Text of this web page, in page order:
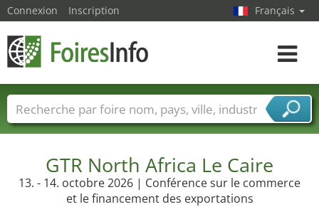
GTR North Africa Le Caire
13. - 14. octobre 2026 | Conférence sur le commerce
et le financement des exportations
Connexion Inscription Français
Toggle
Foire noms Pays Villes
Secteurs de foire